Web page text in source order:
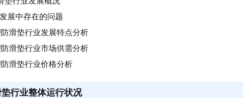
展中存在的问题
滑垫行业发展特点分析
滑垫行业市场供需分析
滑垫行业价格分析
行业整体运行状况